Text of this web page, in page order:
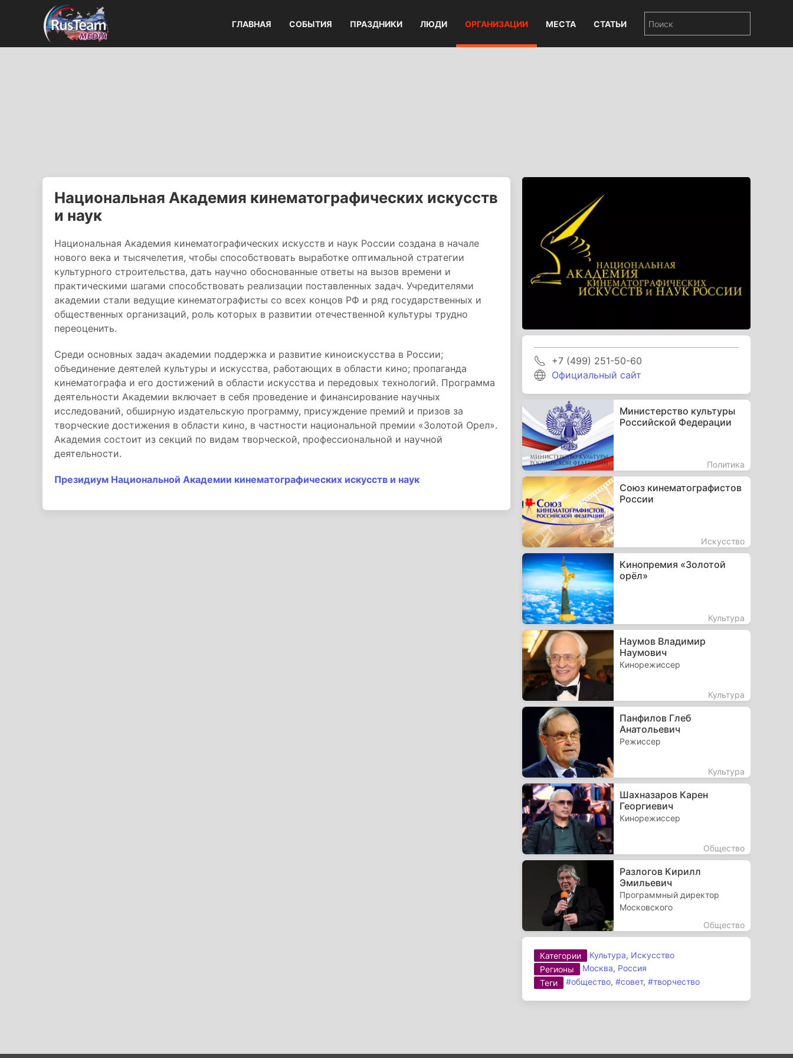
ГЛАВНАЯ СОБЫТИЯ ПРАЗДНИКИ ЛЮДИ ОРГАНИЗАЦИИ МЕСТА СТАТЬИ
Национальная Академия кинематографических искусств
и наук
Национальная Академия кинематографических искусств и наук России создана в начале
нового века и тысячелетия, чтобы способствовать выработке оптимальной стратегии
культурного строительства, дать научно обоснованные ответы на вызов времени и
практическими шагами способствовать реализации поставленных задач. Учредителями
академии стали ведущие кинематографисты со всех концов РФ и ряд государственных и
общественных организаций, роль которых в развитии отечественной культуры трудно
переоценить.
Среди основных задач академии поддержка и развитие киноискусства в России;
объединение деятелей культуры и искусства, работающих в области кино; пропаганда
кинематографа и его достижений в области искусства и передовых технологий. Программа
деятельности Академии включает в себя проведение и финансирование научных
исследований, обширную издательскую программу, присуждение премий и призов за
творческие достижения в области кино, в частности национальной премии «Золотой Орел».
Академия состоит из секций по видам творческой, профессиональной и научной
деятельности.
Президиум Национальной Академии кинематографических искусств и наук
+7 (499) 251-50-60
Официальный сайт
Министерство культуры
Российской Федерации
Политика
Союз кинематографистов
России
Искусство
Кинопремия «Золотой
орёл»
Культура
Наумов Владимир
Наумович
Кинорежиссер
Культура
Панфилов Глеб
Анатольевич
Режиссер
Культура
Шахназаров Карен
Георгиевич
Кинорежиссер
Общество
Разлогов Кирилл
Эмильевич
Программный директор
Московского
Общество
Категории Культура, Искусство
Регионы
Москва, Россия
Теги
#общество,#совет,#творчество